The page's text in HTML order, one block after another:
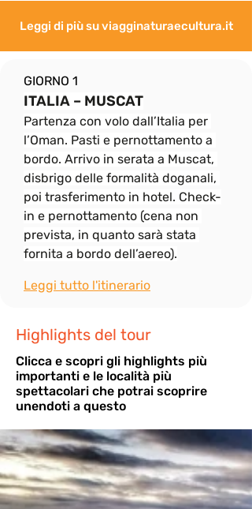
Leggi di più su viagginaturaecultura.it
GIORNO 1
ITALIA – MUSCAT
Partenza con volo dall’Italia per
l’Oman. Pasti e pernottamento a
bordo. Arrivo in serata a Muscat,
disbrigo delle formalità doganali,
poi trasferimento in hotel. Check-
in e pernottamento (cena non
prevista, in quanto sarà stata
fornita a bordo dell’aereo).
Leggi tutto l'itinerario
Highlights del tour
Clicca e scopri gli highlights più
importanti e le località più
spettacolari che potrai scoprire
unendoti a questo